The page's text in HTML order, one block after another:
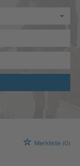
Merkliste (0)